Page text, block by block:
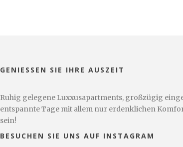
GENIESSEN SIE IHRE AUSZEIT
Ruhig gelegene Luxxusapartments, großzügig
entspannte Tage mit allem nur erdenklichen
sein!
BESUCHEN SIE UNS AUF INSTAGRAM